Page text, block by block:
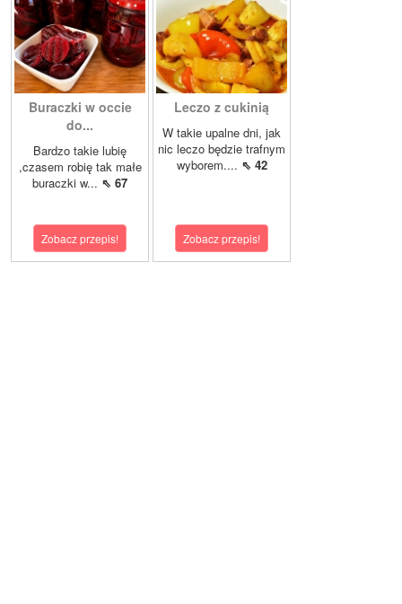
Buraczki w occie
do...
Bardzo takie lubię
,czasem robię tak małe
buraczki w... ⇖ 67
Zobacz przepis!
Leczo z cukinią
W takie upalne dni, jak
nic leczo będzie trafnym
wyborem.... ⇖ 42
Zobacz przepis!